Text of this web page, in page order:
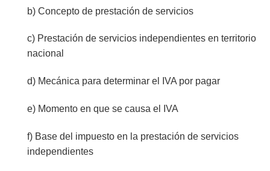
b) Concepto de prestación de servicios
c) Prestación de servicios independientes en territorio
nacional
d) Mecánica para determinar el IVA por pagar
e) Momento en que se causa el IVA
f) Base del impuesto en la prestación de servicios
independientes